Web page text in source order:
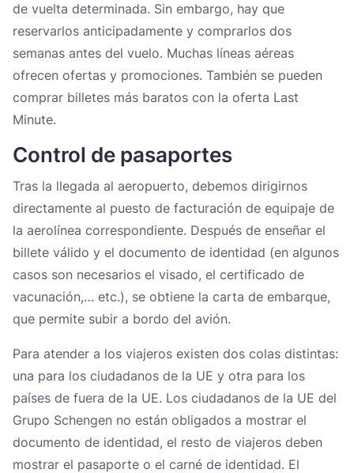
de vuelta determinada. Sin embargo, hay que
reservarlos anticipadamente y comprarlos dos
semanas antes del vuelo. Muchas líneas aéreas
ofrecen ofertas y promociones. También se pueden
comprar billetes más baratos con la oferta Last
Minute.
Control de pasaportes
Tras la llegada al aeropuerto, debemos dirigirnos
directamente al puesto de facturación de equipaje de
la aerolínea correspondiente. Después de enseñar el
billete válido y el documento de identidad (en algunos
casos son necesarios el visado, el certificado de
vacunación,… etc.), se obtiene la carta de embarque,
que permite subir a bordo del avión.
Para atender a los viajeros existen dos colas distintas:
una para los ciudadanos de la UE y otra para los
países de fuera de la UE. Los ciudadanos de la UE del
Grupo Schengen no están obligados a mostrar el
documento de identidad, el resto de viajeros deben
mostrar el pasaporte o el carné de identidad. El